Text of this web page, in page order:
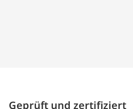
Geprüft und zertifiziert